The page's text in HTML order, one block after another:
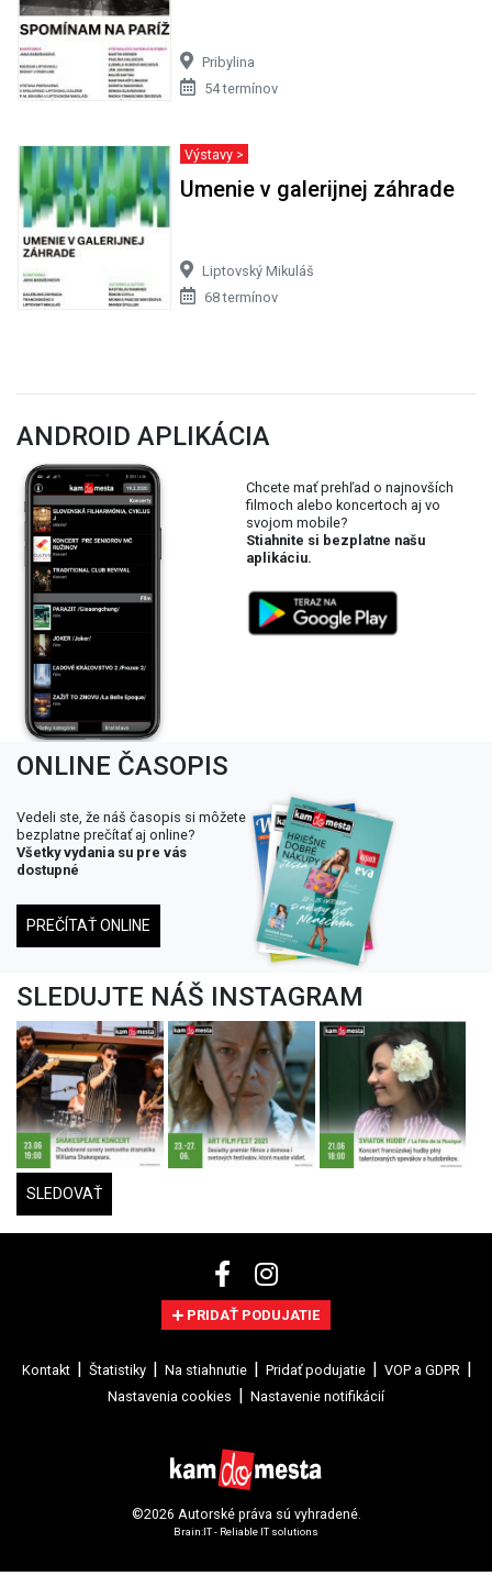
Pribylina
54 termínov
Výstavy >
Umenie v galerijnej záhrade
Liptovský Mikuláš
68 termínov
ANDROID APLIKÁCIA
Chcete mať prehľad o najnovších
filmoch alebo koncertoch aj vo
svojom mobile?
Stiahnite si bezplatne našu
aplikáciu.
ONLINE ČASOPIS
Vedeli ste, že náš časopis si môžete
bezplatne prečítať aj online?
Všetky vydania su pre vás
dostupné
PREČÍTAŤ ONLINE
SLEDUJTE NÁŠ INSTAGRAM
SLEDOVAŤ
PRIDAŤ PODUJATIE
Kontakt Štatistiky Na stiahnutie Pridať podujatie
VOP a GDPR
Nastavenia cookies
Nastavenie notifikácií
©2026 Autorské práva sú vyhradené.
Brain:IT - Reliable IT solutions